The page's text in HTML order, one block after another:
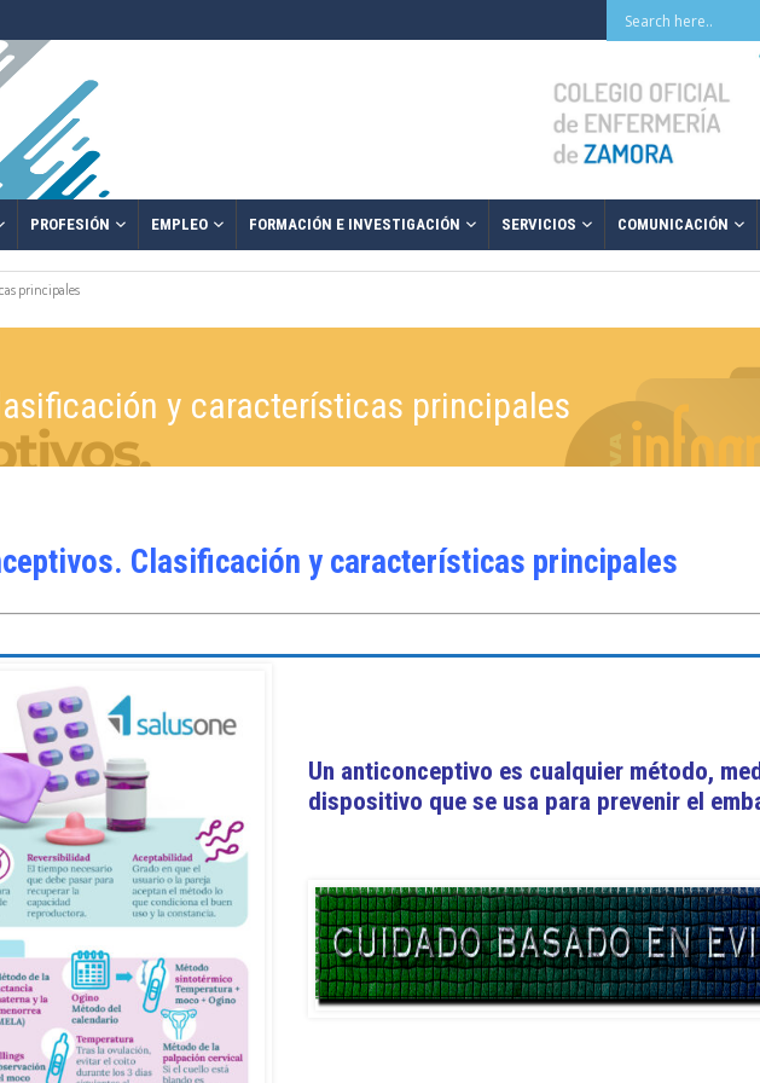
PROFESIÓN EMPLEO FORMACIÓN E INVESTIGACIÓN SERVICIOS COMUNICACIÓN
principales
y características principales
Clasificación y características principales
Un anticonceptivo es cualquier método,
dispositivo que se usa para prevenir el